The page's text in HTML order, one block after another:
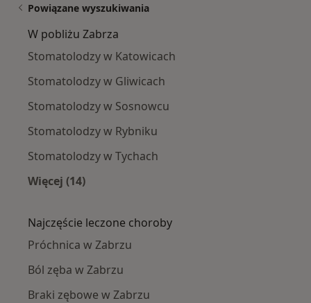
Powiązane wyszukiwania
W pobliżu Zabrza
Stomatolodzy w Katowicach
Stomatolodzy w Gliwicach
Stomatolodzy w Sosnowcu
Stomatolodzy w Rybniku
Stomatolodzy w Tychach
Więcej (14)
Najczęście leczone choroby
Próchnica w Zabrzu
Ból zęba w Zabrzu
Braki zębowe w Zabrzu